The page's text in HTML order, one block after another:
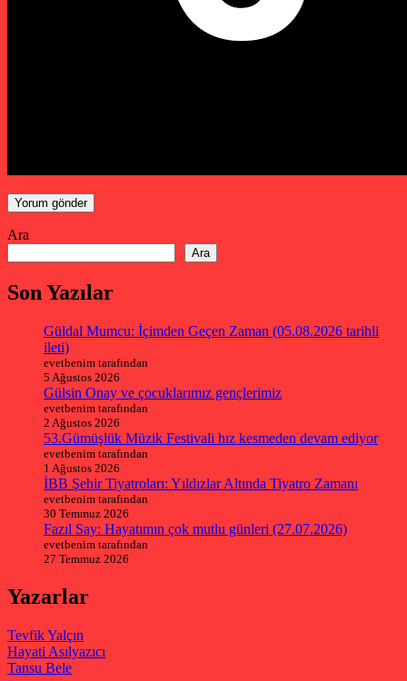
Ara
Ara
Son Yazılar
Güldal Mumcu: İçimden Geçen Zaman (05.08.2026 tarihli
ileti)
evetbenim tarafından
5 Ağustos 2026
Gülsin Onay ve çocuklarımız gençlerimiz
evetbenim tarafından
2 Ağustos 2026
53.Gümüşlük Müzik Festivali hız kesmeden devam ediyor
evetbenim tarafından
1 Ağustos 2026
İBB Şehir Tiyatroları: Yıldızlar Altında Tiyatro Zamanı
evetbenim tarafından
30 Temmuz 2026
Fazıl Say: Hayatımın çok mutlu günleri (27.07.2026)
evetbenim tarafından
27 Temmuz 2026
Yazarlar
Tevfik Yalçın
Hayati Asılyazıcı
Tansu Bele